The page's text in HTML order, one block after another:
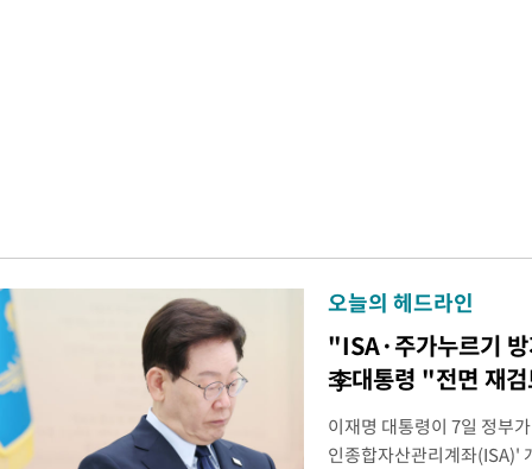
오늘의 헤드라인
"ISA·주가누르기
李대통령 "전면 재
이재명 대통령이 7일 정부
인종합자산관리계좌(ISA)'